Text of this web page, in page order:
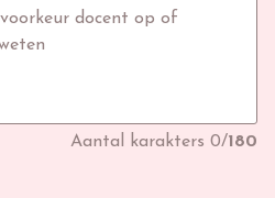
Aantal karakters 0/180